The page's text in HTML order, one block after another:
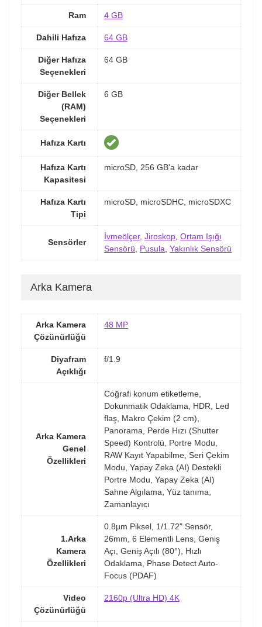
Ram 4 GB
Dahili Hafıza 64 GB
Diğer Hafıza
Seçenekleri
64 GB
Diğer Bellek
(RAM)
Seçenekleri
6 GB
Hafıza Kartı
Hafıza Kartı
Kapasitesi
microSD, 256 GB'a kadar
Hafıza Kartı
Tipi
microSD, microSDHC, microSDXC
Sensörler
İvmeölçer, Jiroskop, Ortam Işığı
Sensörü, Pusula, Yakınlık Sensörü
Arka Kamera
Arka Kamera
Çözünürlüğü
48 MP
Diyafram
Açıklığı
f/1.9
Arka Kamera
Genel
Özellikleri
Coğrafi konum etiketleme,
Dokunmatik Odaklama, HDR, Led
flaş, Makro Çekim (2 cm),
Panorama, Perde Hızı (Shutter
Speed) Kontrolü, Portre Modu,
RAW Kayıt Yapabilme, Seri Çekim
Modu, Yapay Zeka (AI) Destekli
Portre Modu, Yapay Zeka (AI)
Sahne Algılama, Yüz tanıma,
Zamanlayıcı
1.Arka
Kamera
Özellikleri
0.8µm Piksel, 1/1.72" Sensör,
26mm, 6 Elementli Lens, Geniş
Açı, Geniş Açılı (80°), Hızlı
Odaklama, Phase Detect Auto-
Focus (PDAF)
Video
Çözünürlüğü
2160p (Ultra HD) 4K